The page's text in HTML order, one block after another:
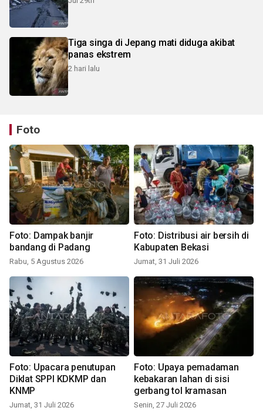
Tiga singa di Jepang mati diduga akibat
panas ekstrem
2 hari lalu
Foto
Foto: Dampak banjir
bandang di Padang
Rabu, 5 Agustus 2026
Foto: Distribusi air bersih di
Kabupaten Bekasi
Jumat, 31 Juli 2026
Foto: Upacara penutupan
Diklat SPPI KDKMP dan
KNMP
Jumat, 31 Juli 2026
Foto: Upaya pemadaman
kebakaran lahan di sisi
gerbang tol kramasan
Senin, 27 Juli 2026